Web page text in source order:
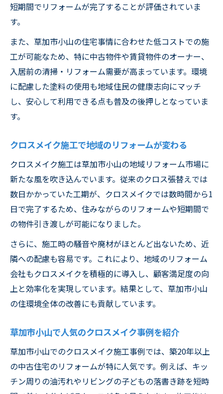
短期間でリフォームが完了することが評価されていま
す。
また、草加市小山の住宅事情に合わせた低コストでの施
工が可能なため、特に中古物件や賃貸物件のオーナー、
入居前の清掃・リフォーム需要が高まっています。環境
に配慮した塗料の使用も地域住民の健康志向にマッチ
し、安心して利用できる点も普及の後押しとなっていま
す。
クロスメイク施工で地域のリフォームが変わる
クロスメイク施工は草加市小山の地域リフォーム市場に
新たな風を吹き込んでいます。従来のクロス張替えでは
数日かかっていた工期が、クロスメイクでは数時間から1
日で完了するため、住みながらのリフォームや短期間で
の物件引き渡しが可能になりました。
さらに、施工時の騒音や廃材がほとんど出ないため、近
隣への配慮も容易です。これにより、地域のリフォーム
会社もクロスメイクを積極的に導入し、顧客満足度の向
上と効率化を実現しています。結果として、草加市小山
の住環境全体の改善にも貢献しています。
草加市小山で人気のクロスメイク事例を紹介
草加市小山でのクロスメイク施工事例では、築20年以上
の中古住宅のリフォームが特に人気です。例えば、キッ
チン周りの油汚れやリビングの子どもの落書き跡を短時